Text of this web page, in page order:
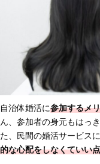
自治体婚活に参加するメ
ん、参加者の身元もはっ
た、民間の婚活サービス
的な心配をしなくていい点